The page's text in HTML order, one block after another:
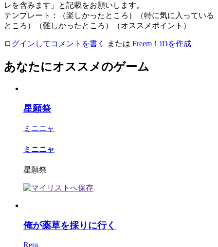
レを含みます」と記載をお願いします。
テンプレート：（楽しかったところ）（特に気に入っている
ところ）（難しかったところ）（オススメポイント）
ログインしてコメントを書く または Freem！IDを作成
あなたにオススメのゲーム
星願祭
ミニニャ
ミニニャ
星願祭
俺が薬草を採りに行く
Rera.